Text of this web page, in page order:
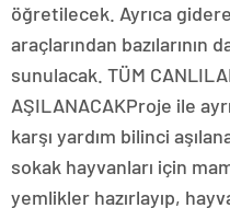
öğretilecek. Ayrıca
araçlarından bazılarının
sunulacak. TÜM
AŞILANACAKProje ile
karşı yardım bilinci
sokak hayvanları için
yemlikler hazırlayıp,